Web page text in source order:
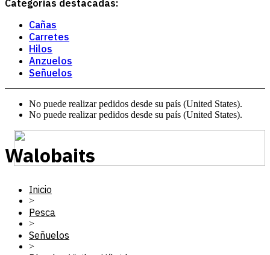
Categorías destacadas:
Cañas
Carretes
Hilos
Anzuelos
Señuelos
No puede realizar pedidos desde su país (United States).
No puede realizar pedidos desde su país (United States).
Walobaits
Inicio
>
Pesca
>
Señuelos
>